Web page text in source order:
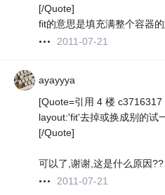
[/Quote]
fit的意思是填充满整个容器
2011-07-21
ayayyya
[Quote=引用 4 楼 c3716317
layout:'fit'去掉或换成别的试
[/Quote]
可以了,谢谢,这是什么原因??
2011-07-21